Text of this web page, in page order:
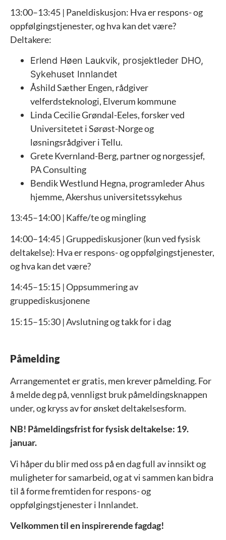
13:00–13:45 | Paneldiskusjon: Hva er respons- og
oppfølgingstjenester, og hva kan det være?
Deltakere:
Erlend Høen Laukvik, prosjektleder DHO,
Sykehuset Innlandet
Åshild Sæther Engen, rådgiver
velferdsteknologi, Elverum kommune
Linda Cecilie Grøndal-Eeles, forsker ved
Universitetet i Sørøst-Norge og
løsningsrådgiver i Tellu.
Grete Kvernland-Berg, partner og norgessjef,
PA Consulting
Bendik Westlund Hegna, programleder Ahus
hjemme, Akershus universitetssykehus
13:45–14:00 | Kaffe/te og mingling
14:00–14:45 | Gruppediskusjoner (kun ved fysisk
deltakelse): Hva er respons- og oppfølgingstjenester,
og hva kan det være?
14:45–15:15 | Oppsummering av
gruppediskusjonene
15:15–15:30 | Avslutning og takk for i dag
Påmelding
Arrangementet er gratis, men krever påmelding. For
å melde deg på, vennligst bruk påmeldingsknappen
under, og kryss av for ønsket deltakelsesform.
NB! Påmeldingsfrist for fysisk deltakelse: 19.
januar.
Vi håper du blir med oss på en dag full av innsikt og
muligheter for samarbeid, og at vi sammen kan bidra
til å forme fremtiden for respons- og
oppfølgingstjenester i Innlandet.
Velkommen til en inspirerende fagdag!